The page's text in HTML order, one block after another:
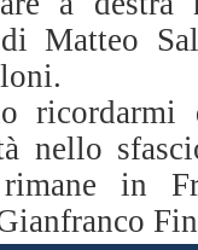
Matteo
ricordarmi
nello
in